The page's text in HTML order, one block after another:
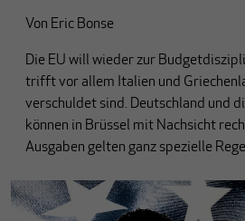
Von Eric Bonse
Die EU will wieder zur
trifft vor allem Italien und
verschuldet sind. Deutschland und
können in Brüssel mit Nachsicht
Ausgaben gelten ganz spezielle